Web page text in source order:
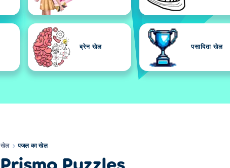
ब्रेन खेल पसादिता खेल
खेल पजल का खेल
Prismo Puzzles